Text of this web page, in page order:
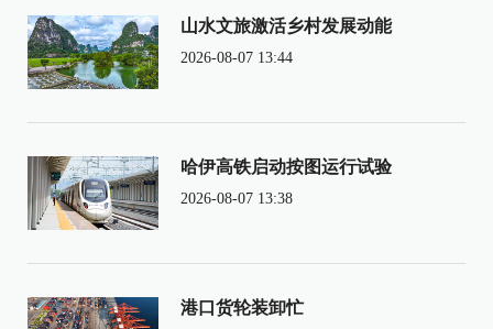
山水文旅激活乡村发展动能
2026-08-07 13:44
哈伊高铁启动按图运行试验
2026-08-07 13:38
港口货轮装卸忙